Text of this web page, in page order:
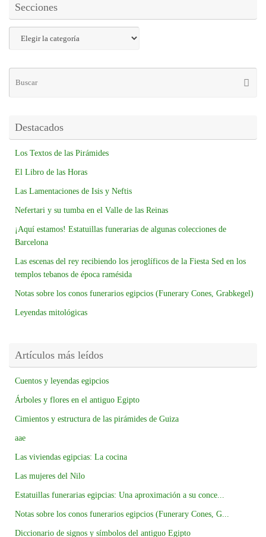
Secciones
Destacados
Los Textos de las Pirámides
El Libro de las Horas
Las Lamentaciones de Isis y Neftis
Nefertari y su tumba en el Valle de las Reinas
¡Aquí estamos! Estatuillas funerarias de algunas colecciones de
Barcelona
Las escenas del rey recibiendo los jeroglíficos de la Fiesta Sed en los
templos tebanos de época ramésida
Notas sobre los conos funerarios egipcios (Funerary Cones, Grabkegel)
Leyendas mitológicas
Artículos más leídos
Cuentos y leyendas egipcios
Árboles y flores en el antiguo Egipto
Cimientos y estructura de las pirámides de Guiza
aae
Las viviendas egipcias: La cocina
Las mujeres del Nilo
Estatuillas funerarias egipcias: Una aproximación a su conce...
Notas sobre los conos funerarios egipcios (Funerary Cones, G...
Diccionario de signos y símbolos del antiguo Egipto